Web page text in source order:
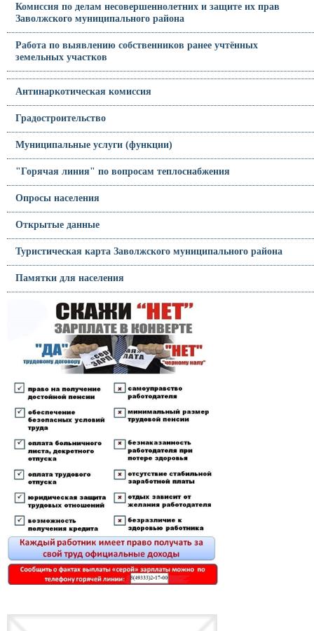
Комиссия по делам несовершеннолетних и защите их прав
Заволжского муниципального района
Работа по выявлению собственников ранее учтённых
земельных участков
Антинаркотическая комиссия
Градостроительство
Муниципальные услуги (функции)
"Горячая линия" по вопросам теплоснабжения
Опросы населения
Открытые данные
Туристическая карта Заволжского муниципального района
Памятки для населения